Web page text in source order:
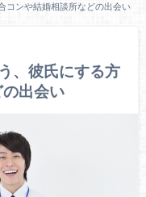
コンや結婚相談所などの出会い
、彼氏にする方
出会い